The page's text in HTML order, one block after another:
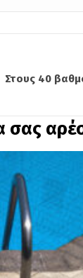
Στους 40
σας